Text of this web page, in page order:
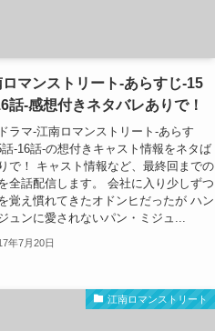
マンストリート-あらすじ-15
話-感想付きネタバレありで！
ラマ-江南ロマンストリート-あらす
話-16話-の想付きキャスト情報をネタば
で！ キャスト情報など、最終回までの
全話配信します。 会社に入り少しずつ
覚え慣れてきたオドンヒだったが ハン
ュンに愛されないパン・ミジュ...
年7月20日
江南ロマンストリート